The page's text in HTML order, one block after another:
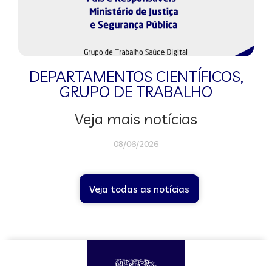
DEPARTAMENTOS CIENTÍFICOS,
GRUPO DE TRABALHO
Veja mais notícias
08/06/2026
Veja todas as notícias